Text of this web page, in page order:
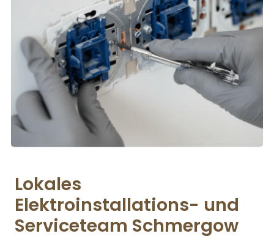
Lokales
Elektroinstallations- und
Serviceteam Schmergow